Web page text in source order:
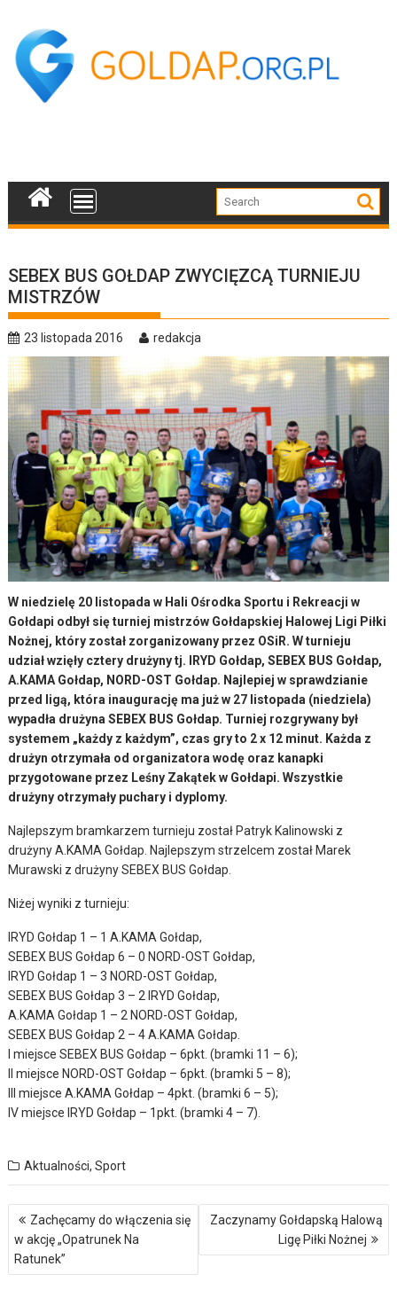
content
SEBEX BUS GOŁDAP ZWYCIĘZCĄ TURNIEJU
MISTRZÓW
23 listopada 2016 redakcja
W niedzielę 20 listopada w Hali Ośrodka Sportu i Rekreacji w
Gołdapi odbył się turniej mistrzów Gołdapskiej Halowej Ligi Piłki
Nożnej, który został zorganizowany przez OSiR. W turnieju
udział wzięły cztery drużyny tj. IRYD Gołdap, SEBEX BUS Gołdap,
A.KAMA Gołdap, NORD-OST Gołdap. Najlepiej w sprawdzianie
przed ligą, która inaugurację ma już w 27 listopada (niedziela)
wypadła drużyna SEBEX BUS Gołdap. Turniej rozgrywany był
systemem „każdy z każdym”, czas gry to 2 x 12 minut. Każda z
drużyn otrzymała od organizatora wodę oraz kanapki
przygotowane przez Leśny Zakątek w Gołdapi. Wszystkie
drużyny otrzymały puchary i dyplomy.
Najlepszym bramkarzem turnieju został Patryk Kalinowski z
drużyny A.KAMA Gołdap. Najlepszym strzelcem został Marek
Murawski z drużyny SEBEX BUS Gołdap.
Niżej wyniki z turnieju:
IRYD Gołdap 1 – 1 A.KAMA Gołdap,
SEBEX BUS Gołdap 6 – 0 NORD-OST Gołdap,
IRYD Gołdap 1 – 3 NORD-OST Gołdap,
SEBEX BUS Gołdap 3 – 2 IRYD Gołdap,
A.KAMA Gołdap 1 – 2 NORD-OST Gołdap,
SEBEX BUS Gołdap 2 – 4 A.KAMA Gołdap.
I miejsce SEBEX BUS Gołdap – 6pkt. (bramki 11 – 6);
II miejsce NORD-OST Gołdap – 6pkt. (bramki 5 – 8);
III miejsce A.KAMA Gołdap – 4pkt. (bramki 6 – 5);
IV miejsce IRYD Gołdap – 1pkt. (bramki 4 – 7).
Aktualności,Sport
Nawigacja
wpisu
Zachęcamy do włączenia się
w akcję „Opatrunek Na
Ratunek”
Zaczynamy Gołdapską Halową
Ligę Piłki Nożnej